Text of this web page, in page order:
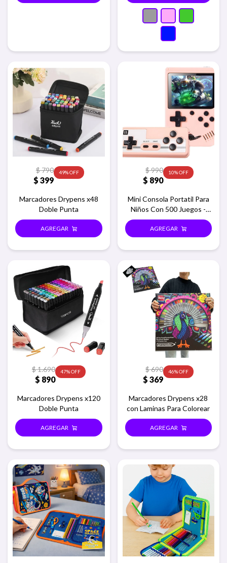
$ 399
$790 49
Marcadores Drypens x48
Doble Punta
$ 890
$990 10
Mini Consola Portatil Para
Niños Con 500 Juegos -
Rosa
$ 890
$1.690 47
Marcadores Drypens x120
Doble Punta
$ 369
$690 46
Marcadores Drypens x28
con Laminas Para Colorear